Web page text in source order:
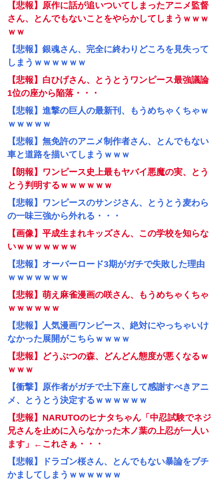
【悲報】原作に話が追いついてしまったアニメ監督
さん、とんでもないことをやらかしてしまうｗｗｗ
ｗｗ
【悲報】銀魂さん、完全に終わりどころを見失って
しまうｗｗｗｗｗｗ
【悲報】白ひげさん、とうとうワンピース最強議論
1位の座から陥落・・・
【悲報】進撃の巨人の最新刊、もうめちゃくちゃｗ
ｗｗｗｗｗ
【悲報】無免許のアニメ制作者さん、とんでもない
車と道路を描いてしまうｗｗｗ
【朗報】ワンピース史上最もヤバイ悪魔の実、とう
とう判明するｗｗｗｗｗｗ
【悲報】ワンピースのサンジさん、とうとう麦わら
の一味三強から外れる・・・
【画像】平成生まれキッズさん、この学校を知らな
いｗｗｗｗｗｗｗ
【悲報】オーバーロード3期がガチで失敗した理由
ｗｗｗｗｗｗｗ
【悲報】萌え麻雀漫画の咲さん、もうめちゃくちゃ
ｗｗｗｗｗｗ
【悲報】人気漫画ワンピース、絶対にやっちゃいけ
なかった展開がこちらｗｗｗｗ
【悲報】どうぶつの森、どんどん態度が悪くなるｗ
ｗｗｗ
【衝撃】原作者がガチで土下座して感謝すべきアニ
メ、とうとう決定するｗｗｗｗｗｗ
【悲報】NARUTOのヒナタちゃん「中忍試験でネジ
兄さんを止めに入らなかった木ノ葉の上忍が一人い
ます」←これさぁ・・・
【悲報】ドラゴン桜さん、とんでもない暴論をブチ
かましてしまうｗｗｗｗｗｗ